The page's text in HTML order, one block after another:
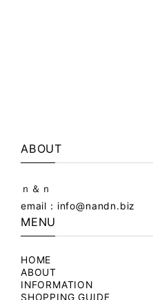
ABOUT
ｎ＆ｎ
email： info@nandn.biz
MENU
HOME
ABOUT
INFORMATION
SHOPPING GUIDE